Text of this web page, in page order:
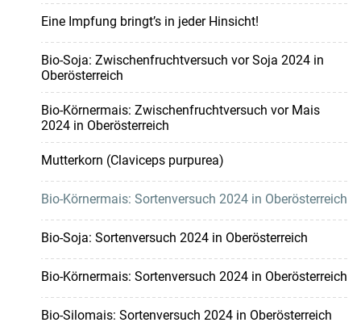
Eine Impfung bringt’s in jeder Hinsicht!
Bio-Soja: Zwischenfruchtversuch vor Soja 2024 in
Oberösterreich
Bio-Körnermais: Zwischenfruchtversuch vor Mais
2024 in Oberösterreich
Mutterkorn (Claviceps purpurea)
Bio-Körnermais: Sortenversuch 2024 in Oberösterreich
Bio-Soja: Sortenversuch 2024 in Oberösterreich
Bio-Körnermais: Sortenversuch 2024 in Oberösterreich
Bio-Silomais: Sortenversuch 2024 in Oberösterreich